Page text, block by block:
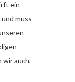
ein
muss
wir auch,